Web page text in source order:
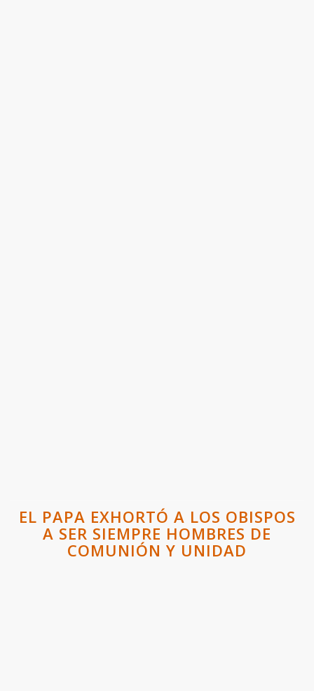
EL PAPA EXHORTÓ A LOS OBISPOS
A SER SIEMPRE HOMBRES DE
COMUNIÓN Y UNIDAD